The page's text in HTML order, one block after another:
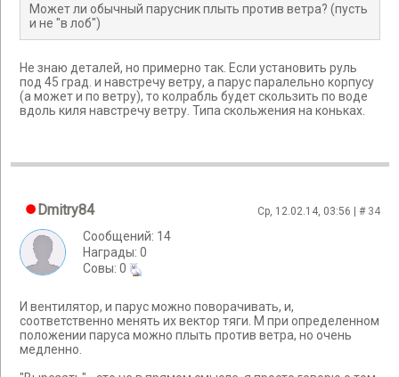
Может ли обычный парусник плыть против ветра? (пусть
и не "в лоб")
Не знаю деталей, но примерно так. Если установить руль
под 45 град. и навстречу ветру, а парус паралельно корпусу
(а может и по ветру), то колрабль будет скользить по воде
вдоль киля навстречу ветру. Типа скольжения на коньках.
Dmitry84 Ср, 12.02.14, 03:56 | # 34
Сообщений: 14
Награды: 0
Cовы: 0
И вентилятор, и парус можно поворачивать, и,
соответственно менять их вектор тяги. М при определенном
положении паруса можно плыть против ветра, но очень
медленно.